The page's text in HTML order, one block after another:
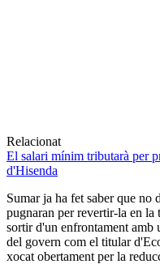
Relacionat
El salari mínim tributarà per
d'Hisenda
Sumar ja ha fet saber que no
pugnaran per revertir-la en la
sortir d'un enfrontament amb
del govern com el titular
xocat obertament per la